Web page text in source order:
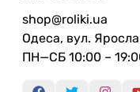
shop@roliki.ua
Одеса, вул.
ПН—СБ 10:00 –